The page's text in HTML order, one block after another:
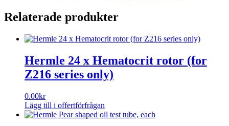
for
Z306-
2/pk.
Relaterade produkter
Hermle 24 x Hematocrit rotor (for
Z216 series only)
0.00kr
Lägg till i offertförfrågan